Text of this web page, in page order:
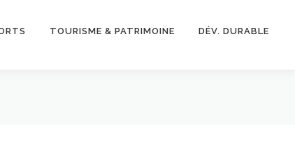
TOURISME & PATRIMOINE DÉV. DURABLE